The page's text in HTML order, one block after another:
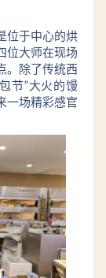
位于中心的烘
位大师在现场
。除了传统西
节”大火的馒
一场精彩感官